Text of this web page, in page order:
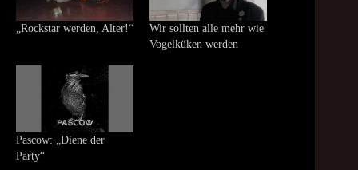
„Rockstar werden, Alter!“
Wir sollten alle mehr wie
Vogelküken werden
Pascow: „Diene der
Party“